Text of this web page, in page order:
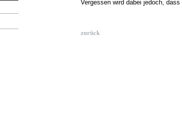
Vergessen wird dabei jedoch, dass
zurück